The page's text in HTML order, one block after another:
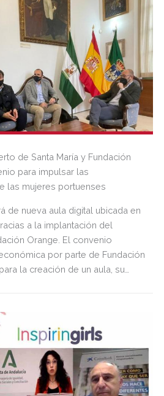
de Santa María y Fundación
para impulsar las
las mujeres portuenses
de nueva aula digital ubicada en
a la implantación del
Orange. El convenio
por parte de Fundación
la creación de un aula, su